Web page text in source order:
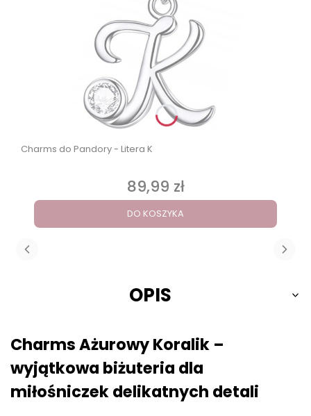
Charms do Pandory - Litera K
Cena
89,99 zł
DO KOSZYKA
OPIS
Charms Ażurowy Koralik –
wyjątkowa biżuteria dla
miłośniczek delikatnych detali